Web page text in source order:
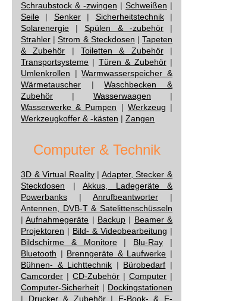
Schraubstock & -zwingen | Schweißen |
Seile | Senker| Sicherheitstechnik|
Solarenergie |Spülen & -zubehör|
Strahler |Strom & Steckdosen |Tapeten
& Zubehör |Toiletten & Zubehör|
Transportsysteme | Türen & Zubehör|
Umlenkrollen |Warmwasserspeicher &
Wärmetauscher |Waschbecken &
Zubehör | Wasserwaagen |
Wasserwerke & Pumpen | Werkzeug |
Werkzeugkoffer & -kästen | Zangen
Computer & Technik
3D & Virtual Reality| Adapter, Stecker &
Steckdosen | Akkus, Ladegeräte &
Powerbanks | Anrufbeantworter |
Antennen, DVB-T & Satelittenschüsseln
|Aufnahmegeräte | Backup | Beamer &
Projektoren | Bild- & Videobearbeitung |
Bildschirme & Monitore| Blu-Ray |
Bluetooth | Brenngeräte & Laufwerke |
Bühnen- & Lichttechnik | Bürobedarf |
Camcorder | CD-Zubehör | Computer |
Computer-Sicherheit | Dockingstationen
| Drucker & Zubehör| E-Book- & E-